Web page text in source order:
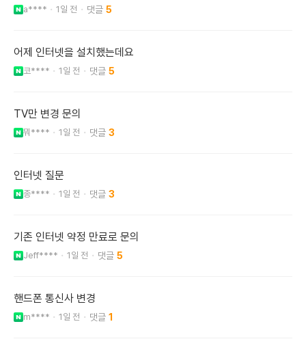
a**** 1일 전 5
어제 인터넷을 설치했는데요
코**** 1일 전 5
TV만 변경 문의
뭐**** 1일 전 3
인터넷 질문
종**** 1일 전 3
기존 인터넷 약정 만료로 문의
Jeff**** 1일 전 5
핸드폰 통신사 변경
m**** 1일 전 1